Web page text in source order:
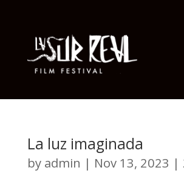
La luz imaginada
by admin | Nov 13, 2023 |